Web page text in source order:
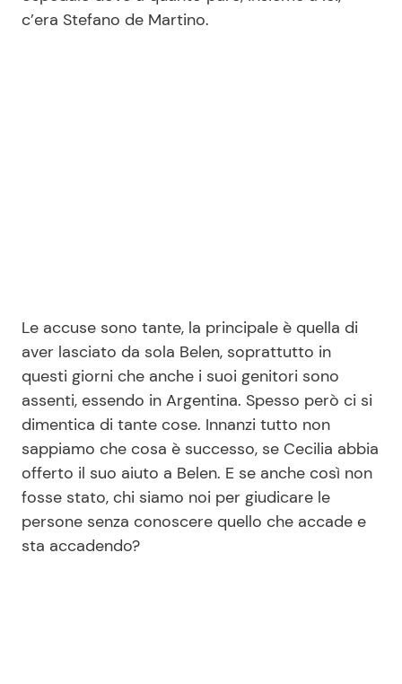
Redazione
Contattaci
Pubblicità
Privacy Policy
c’era Stefano de Martino.
Le accuse sono tante, la principale è quella di
aver lasciato da sola Belen, soprattutto in
questi giorni che anche i suoi genitori sono
assenti, essendo in Argentina. Spesso però ci si
dimentica di tante cose. Innanzi tutto non
sappiamo che cosa è successo, se Cecilia abbia
offerto il suo aiuto a Belen. E se anche così non
fosse stato, chi siamo noi per giudicare le
persone senza conoscere quello che accade e
sta accadendo?